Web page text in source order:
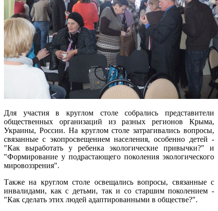
Для участия в круглом столе собрались представители
общественных организаций из разных регионов Крыма,
Украины, России. На круглом столе затрагивались вопросы,
связанные с экопросвещением населения, особенно детей -
"Как выработать у ребенка экологические привычки?" и
"Формирование у подрастающего поколения экологического
мировоззрения".
Также на круглом столе освещались вопросы, связанные с
инвалидами, как с детьми, так и со старшим поколением -
"Как сделать этих людей адаптированными в обществе?".